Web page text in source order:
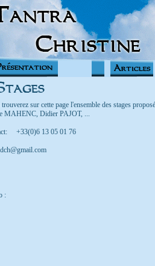
trouverez sur cette page l'ensemble des stages
MAHENC, Didier PAJOT, ...
+33(0)6 13 05 01 76
: